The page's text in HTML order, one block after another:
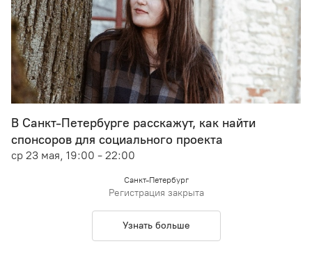
В Санкт-Петербурге расскажут, как найти
спонсоров для социального проекта
ср 23 мая, 19:00 - 22:00
Санкт-Петербург
Регистрация закрыта
Узнать больше